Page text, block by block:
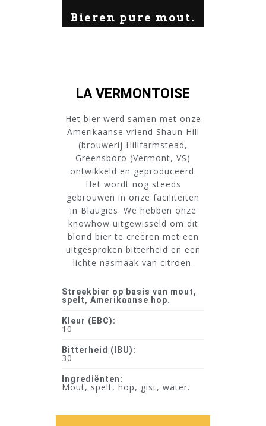
Bieren pure mout.
LA VERMONTOISE
Het bier werd samen met onze
Amerikaanse vriend Shaun Hill
(brouwerij Hillfarmstead,
Greensboro (Vermont, VS)
ontwikkeld en geproduceerd.
Het wordt nog steeds
gebrouwen in onze faciliteiten
in Blaugies. We hebben onze
knowhow uitgewisseld om dit
blond bier te creëren met een
uitgesproken bitterheid en een
lichte nasmaak van citroen.
Streekbier op basis van mout,
spelt, Amerikaanse hop.
Kleur (EBC):
10
Bitterheid (IBU):
30
Ingrediënten:
Mout, spelt, hop, gist, water.